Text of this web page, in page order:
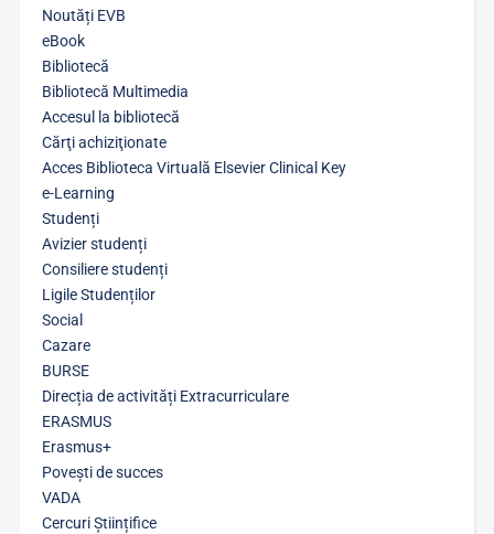
Noutăți EVB
eBook
Bibliotecă
Bibliotecă Multimedia
Accesul la bibliotecă
Cărţi achiziţionate
Acces Biblioteca Virtuală Elsevier Clinical Key
e-Learning
Studenți
Avizier studenți
Consiliere studenți
Ligile Studenților
Social
Cazare
BURSE
Direcția de activități Extracurriculare
ERASMUS
Erasmus+
Povești de succes
VADA
Cercuri Științifice